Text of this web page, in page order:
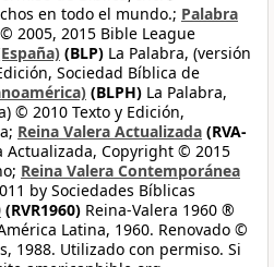
en todo el mundo.; Palabra
© 2005, 2015 Bible League
(BLP) La Palabra, (versión
Sociedad Bíblica de
(BLPH) La Palabra,
© 2010 Texto y Edición,
Reina Valera Actualizada (RVA-
Actualizada, Copyright © 2015
Reina Valera Contemporánea
by Sociedades Bíblicas
(RVR1960) Reina-Valera 1960 ®
Latina, 1960. Renovado ©
1988. Utilizado con permiso. Si